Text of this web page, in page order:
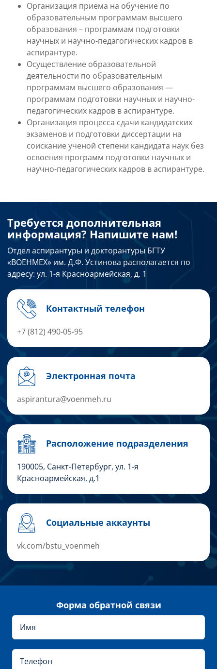
Организация приема на обучение по
образовательным программам высшего
образования – программам подготовки
научных и научно-педагогических кадров в
аспирантуре.
Осуществление образовательной
деятельности по образовательным
программам высшего образования —
программам подготовки научных и научно-
педагогических кадров в аспирантуре.
Организация процесса сдачи кандидатских
экзаменов и подготовки диссертации на
соискание ученой степени кандидата наук без
освоения программ подготовки научных и
научно-педагогических кадров в аспирантуре.
Требуется дополнительная
информация? Напишите нам!
Отдел аспирантуры и докторантуры БГТУ
«ВОЕНМЕХ» им. Д.Ф. Устинова располагается по
адресу: ул. 1-я Красноармейская, д. 1
Контактный телефон
+7 (812) 490-05-95
Электронная почта
aspirantura@voenmeh.ru
Расположение подразделения
190005, Санкт-Петербург, ул. 1-я
Красноармейская, д.1
Социальные аккаунты
vk.com/bstu_voenmeh
Форма обратной связи